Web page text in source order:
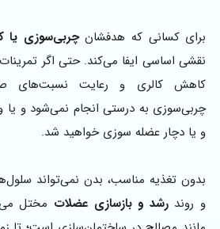
برای کسانی که هدفشانچربی‌سوزی
نقشی اساسی ایفا می‌کند. حتی اگر
کاهش کالری و رعایت نسبت‌های
چربی‌سوزی به درستی انجام نمی‌شود و
و یا دچار عضله سوزی خواهید شد.
بدون تغذیه مناسب، بدن نمی‌تواند
و روندرشد و بازسازی عضلات مختل